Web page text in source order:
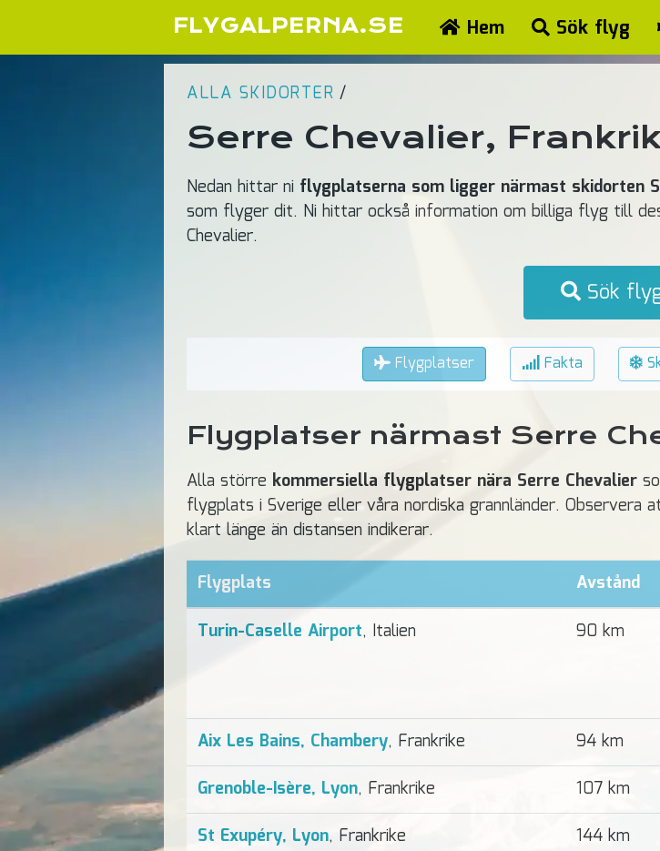
FLYGALPERNA.SE Hem Sök flyg
ALLA SKIDORTER /
Serre Chevalier,
Nedan hittar ni flygplatserna som ligger närmast skidorten
som flyger dit. Ni hittar också information om billiga flyg till
Chevalier.
Sök
Flygplatser Fakta
Flygplatser närmast Serre
Alla större kommersiella flygplatser nära Serre Chevalier
flygplats i Sverige eller våra nordiska grannländer. Observera
klart länge än distansen indikerar.
Flygplats Avstånd
Turin-Caselle Airport, Italien 90 km
Aix Les Bains, Chambery, Frankrike 94 km
Grenoble-Isère, Lyon, Frankrike 107 km
St Exupéry, Lyon, Frankrike 144 km